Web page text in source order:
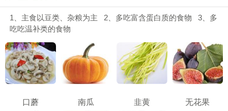
1、主食以豆类、杂粮为主 2、多吃富含蛋白质的食物 3、多
吃吃温补类的食物
口蘑 南瓜 韭黄 无花果